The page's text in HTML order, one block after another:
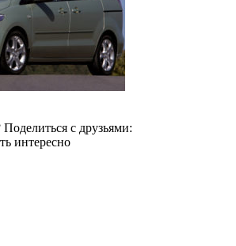
Поделиться с друзьями:
интересно